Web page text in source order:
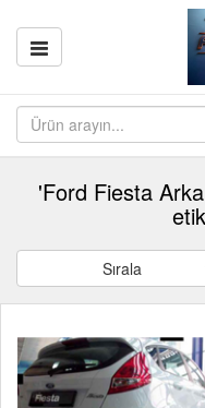
'Ford Fiesta
Sırala